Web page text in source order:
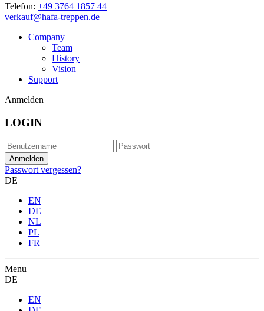
Telefon: +49 3764 1857 44
verkauf@hafa-treppen.de
Company
Team
History
Vision
Support
Anmelden
LOGIN
Passwort vergessen?
DE
EN
DE
NL
PL
FR
Menu
DE
EN